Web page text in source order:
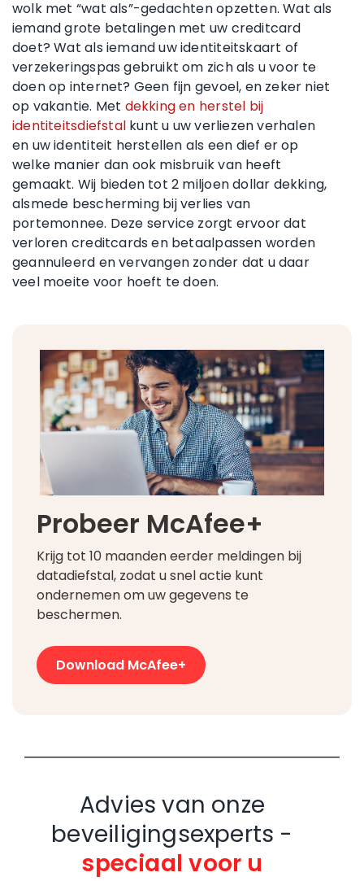
wolk met “wat als”-gedachten opzetten. Wat als
iemand grote betalingen met uw creditcard
doet? Wat als iemand uw identiteitskaart of
verzekeringspas gebruikt om zich als u voor te
doen op internet? Geen fijn gevoel, en zeker niet
op vakantie. Met dekking en herstel bij
identiteitsdiefstal kunt u uw verliezen verhalen
en uw identiteit herstellen als een dief er op
welke manier dan ook misbruik van heeft
gemaakt. Wij bieden tot 2 miljoen dollar dekking,
alsmede bescherming bij verlies van
portemonnee. Deze service zorgt ervoor dat
verloren creditcards en betaalpassen worden
geannuleerd en vervangen zonder dat u daar
veel moeite voor hoeft te doen.
Probeer McAfee+
Krijg tot 10 maanden eerder meldingen bij
datadiefstal, zodat u snel actie kunt
ondernemen om uw gegevens te
beschermen.
Download McAfee+
Advies van onze
beveiligingsexperts -
speciaal voor u